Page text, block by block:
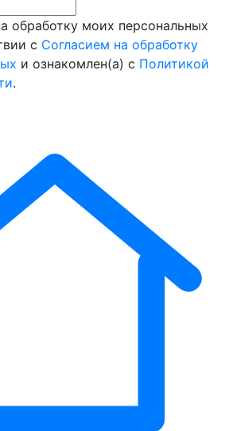
обработку моих персональных
с Согласием на обработку
и ознакомлен(а) с Политикой
.